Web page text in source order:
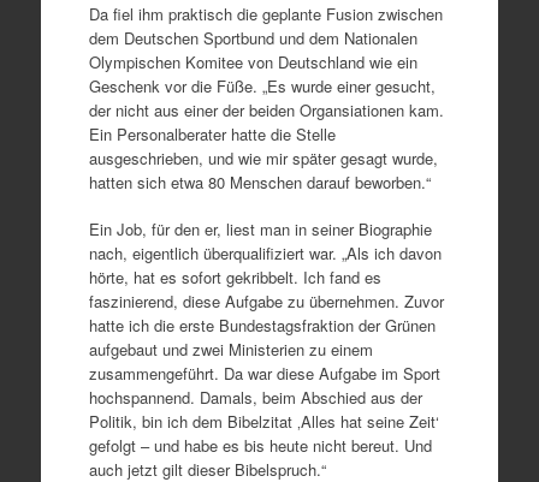
Da fiel ihm praktisch die geplante Fusion zwischen
dem Deutschen Sportbund und dem Nationalen
Olympischen Komitee von Deutschland wie ein
Geschenk vor die Füße. „Es wurde einer gesucht,
der nicht aus einer der beiden Organsiationen kam.
Ein Personalberater hatte die Stelle
ausgeschrieben, und wie mir später gesagt wurde,
hatten sich etwa 80 Menschen darauf beworben.“
Ein Job, für den er, liest man in seiner Biographie
nach, eigentlich überqualifiziert war. „Als ich davon
hörte, hat es sofort gekribbelt. Ich fand es
faszinierend, diese Aufgabe zu übernehmen. Zuvor
hatte ich die erste Bundestagsfraktion der Grünen
aufgebaut und zwei Ministerien zu einem
zusammengeführt. Da war diese Aufgabe im Sport
hochspannend. Damals, beim Abschied aus der
Politik, bin ich dem Bibelzitat ‚Alles hat seine Zeit‘
gefolgt – und habe es bis heute nicht bereut. Und
auch jetzt gilt dieser Bibelspruch.“